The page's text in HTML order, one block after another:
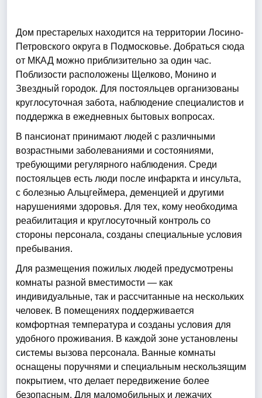
Дом престарелых находится на территории Лосино-
Петровского округа в Подмосковье. Добраться сюда
от МКАД можно приблизительно за один час.
Поблизости расположены Щелково, Монино и
Звездный городок. Для постояльцев организованы
круглосуточная забота, наблюдение специалистов и
поддержка в ежедневных бытовых вопросах.
В пансионат принимают людей с различными
возрастными заболеваниями и состояниями,
требующими регулярного наблюдения. Среди
постояльцев есть люди после инфаркта и инсульта,
с болезнью Альцгеймера, деменцией и другими
нарушениями здоровья. Для тех, кому необходима
реабилитация и круглосуточный контроль со
стороны персонала, созданы специальные условия
пребывания.
Для размещения пожилых людей предусмотрены
комнаты разной вместимости — как
индивидуальные, так и рассчитанные на нескольких
человек. В помещениях поддерживается
комфортная температура и созданы условия для
удобного проживания. В каждой зоне установлены
системы вызова персонала. Ванные комнаты
оснащены поручнями и специальным нескользящим
покрытием, что делает передвижение более
безопасным. Для маломобильных и лежачих